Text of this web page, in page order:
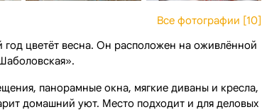
Все фотографии [10]
цветёт весна. Он расположен на оживлённой
панорамные окна, мягкие диваны и кресла,
домашний уют. Место подходит и для деловых